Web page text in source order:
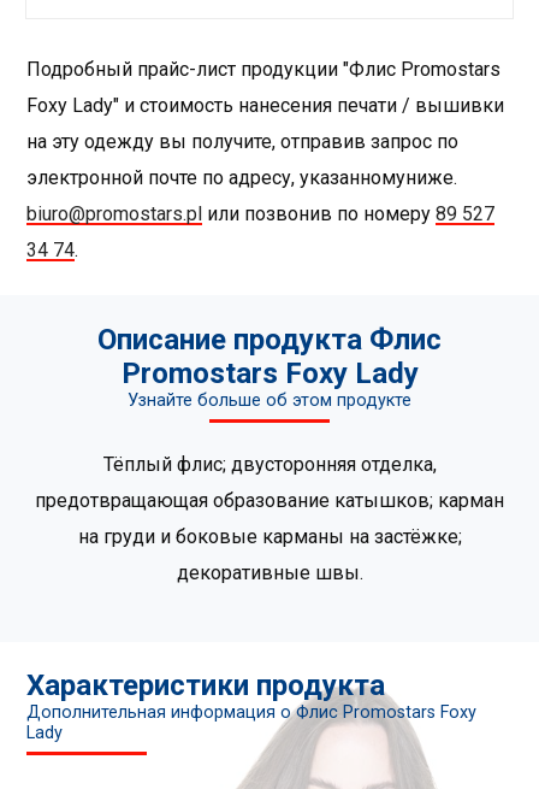
Подробный прайс-лист продукции "Флис Promostars
Foxy Lady" и стоимость нанесения печати / вышивки
на эту одежду вы получите, отправив запрос по
электронной почте по адресу, указанномуниже.
biuro@promostars.pl или позвонив по номеру89 527
34 74.
Описание продукта Флис
Promostars Foxy Lady
Узнайте больше об этом продукте
Тёплый флис; двусторонняя отделка,
предотвращающая образование катышков; карман
на груди и боковые карманы на застёжке;
декоративные швы.
Характеристики продукта
Дополнительная информация о Флис Promostars Foxy
Lady